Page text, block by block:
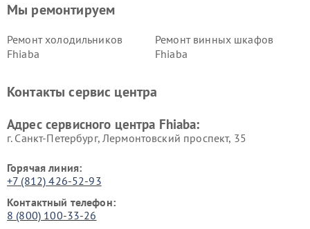
Мы ремонтируем
Ремонт холодильников
Fhiaba
Ремонт винных шкафов
Fhiaba
Контакты сервис центра
Адрес сервисного центра Fhiaba:
г. Санкт-Петербург, Лермонтовский проспект, 35
Горячая линия:
+7 (812) 426-52-93
Контактный телефон:
8 (800) 100-33-26